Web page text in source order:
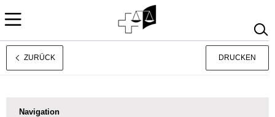
Français
ZURÜCK DRUCKEN
Navigation